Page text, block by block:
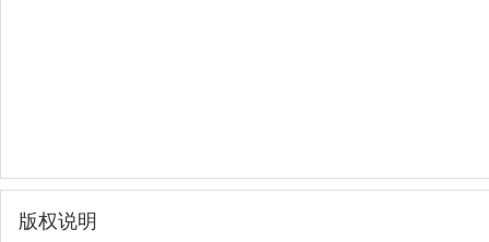
版权说明